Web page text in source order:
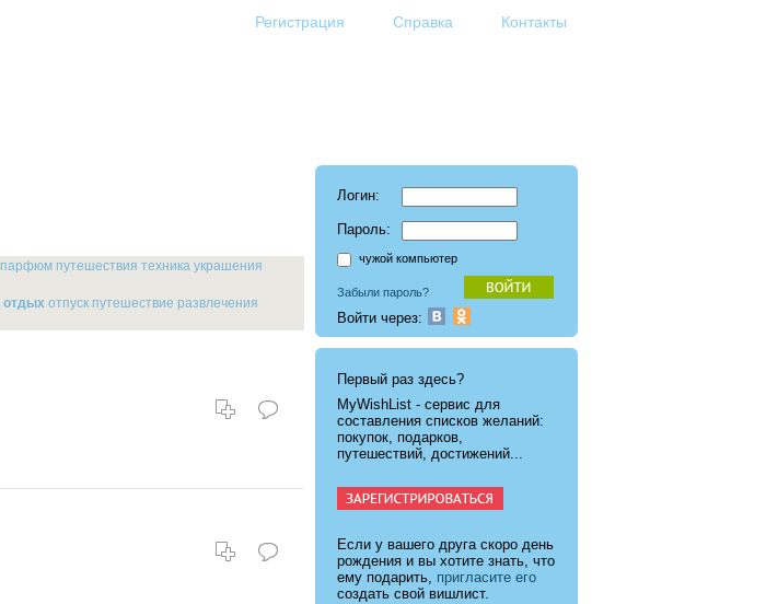
Регистрация Справка Контакты
парфюм путешествия техника украшения
отдых отпуск путешествие развлечения
Логин:
Пароль:
чужой компьютер
Забыли пароль?
Войти через:
Первый раз здесь?
MyWishList - cервис для
составления списков желаний:
покупок, подарков,
путешествий, достижений...
Если у вашего друга скоро день
рождения и вы хотите знать, что
ему подарить, пригласите его
создать свой вишлист.